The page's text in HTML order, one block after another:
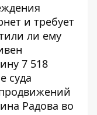
и требует
ли ему
7 518
суда
Радова во